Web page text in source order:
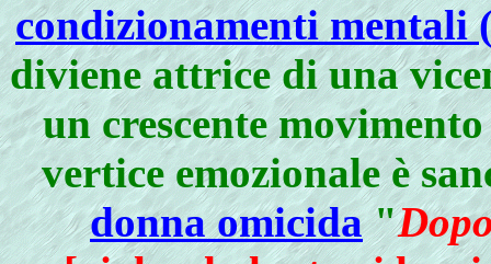
condizionamenti
diviene attrice di una
un crescente
vertice emozionale è
donna omicida"